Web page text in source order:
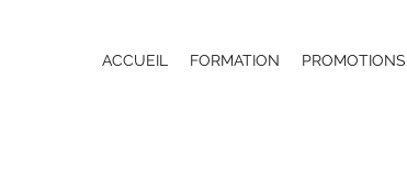
ACCUEIL FORMATION PROMOTIONS